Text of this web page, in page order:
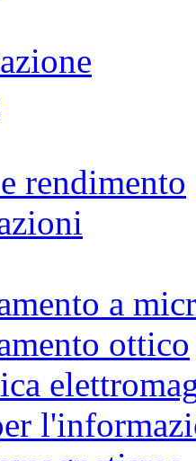
rendimento
a
ottico